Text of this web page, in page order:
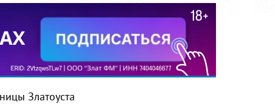
Златоуста